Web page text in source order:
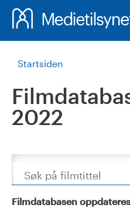
Startsiden
2022
Søk
Filmdatabasen